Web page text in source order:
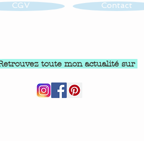
CGV Contact
toute mon actualité sur